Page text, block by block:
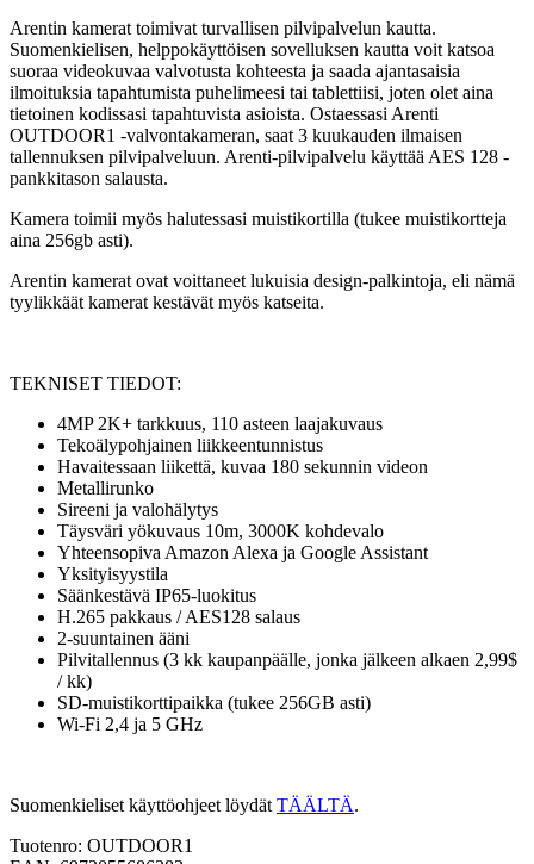
Arentin kamerat toimivat turvallisen pilvipalvelun kautta.
Suomenkielisen, helppokäyttöisen sovelluksen kautta voit katsoa
suoraa videokuvaa valvotusta kohteesta ja saada ajantasaisia
ilmoituksia tapahtumista puhelimeesi tai tablettiisi, joten olet aina
tietoinen kodissasi tapahtuvista asioista. Ostaessasi Arenti
OUTDOOR1 -valvontakameran, saat 3 kuukauden ilmaisen
tallennuksen pilvipalveluun. Arenti-pilvipalvelu käyttää AES 128 -
pankkitason salausta.
Kamera toimii myös halutessasi muistikortilla (tukee muistikortteja
aina 256gb asti).
Arentin kamerat ovat voittaneet lukuisia design-palkintoja, eli nämä
tyylikkäät kamerat kestävät myös katseita.
TEKNISET TIEDOT:
4MP 2K+ tarkkuus, 110 asteen laajakuvaus
Tekoälypohjainen liikkeentunnistus
Havaitessaan liikettä, kuvaa 180 sekunnin videon
Metallirunko
Sireeni ja valohälytys
Täysväri yökuvaus 10m, 3000K kohdevalo
Yhteensopiva Amazon Alexa ja Google Assistant
Yksityisyystila
Säänkestävä IP65-luokitus
H.265 pakkaus / AES128 salaus
2-suuntainen ääni
Pilvitallennus (3 kk kaupanpäälle, jonka jälkeen alkaen 2,99$
/ kk)
SD-muistikorttipaikka (tukee 256GB asti)
Wi-Fi 2,4 ja 5 GHz
Suomenkieliset käyttöohjeet löydät TÄÄLTÄ.
Tuotenro: OUTDOOR1